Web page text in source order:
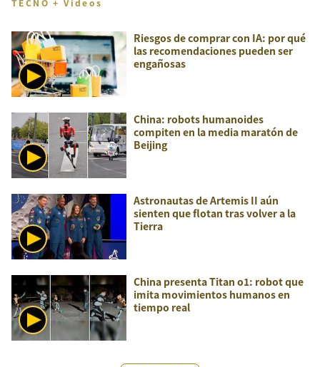
TECNO + Videos
Riesgos de comprar con IA: por qué
las recomendaciones pueden ser
engañosas
China: robots humanoides
compiten en la media maratón de
Beijing
Astronautas de Artemis II aún
sienten que flotan tras volver a la
Tierra
China presenta Titan o1: robot que
imita movimientos humanos en
tiempo real